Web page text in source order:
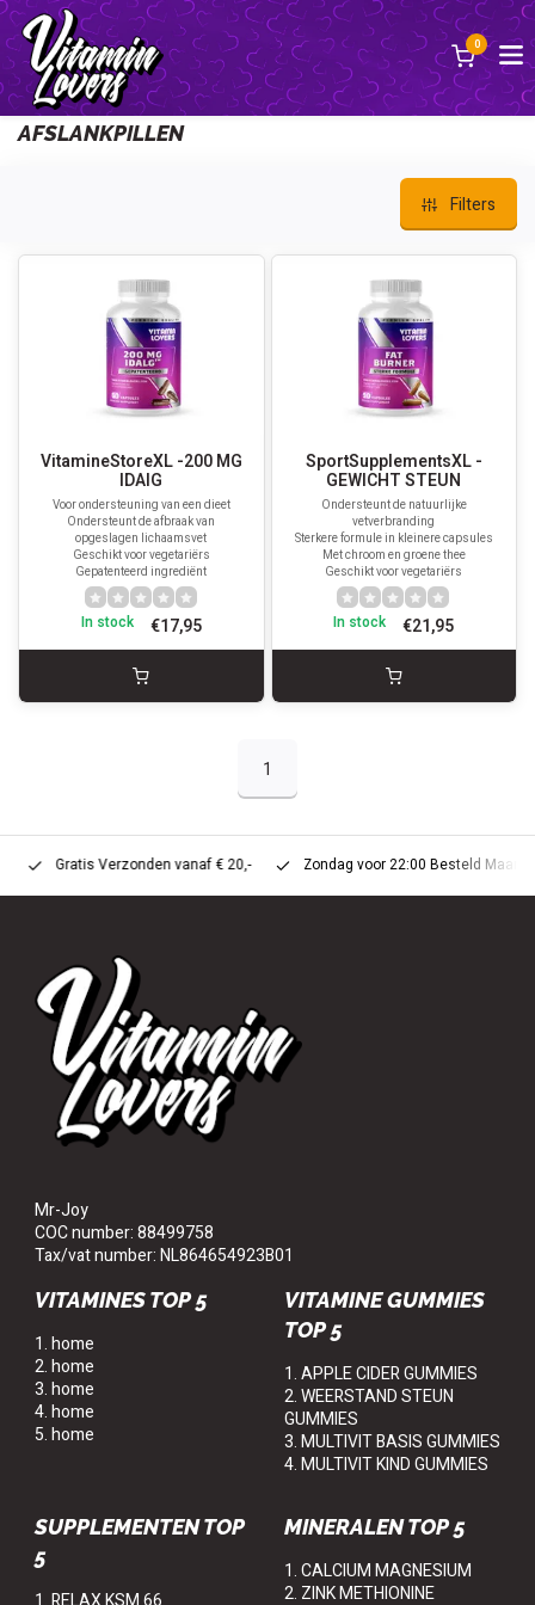
0
Back
AFSLANKPILLEN
Filters
VitamineStoreXL -200 MG
IDAlG
Voor ondersteuning van een dieet
Ondersteunt de afbraak van
opgeslagen lichaamsvet
Geschikt voor vegetariërs
Gepatenteerd ingrediënt
€17,95
In stock
SportSupplementsXL -
GEWICHT STEUN
Ondersteunt de natuurlijke
vetverbranding
Sterkere formule in kleinere capsules
Met chroom en groene thee
Geschikt voor vegetariërs
€21,95
In stock
1
Gratis Verzonden vanaf € 20,- Zondag voor 22:00 Besteld
Mr-Joy
COC number: 88499758
Tax/vat number: NL864654923B01
VITAMINES TOP 5
1. home
2. home
3. home
4. home
5. home
VITAMINE GUMMIES
TOP 5
1. APPLE CIDER GUMMIES
2. WEERSTAND STEUN
GUMMIES
3. MULTIVIT BASIS GUMMIES
4. MULTIVIT KIND GUMMIES
SUPPLEMENTEN TOP
5
MINERALEN TOP 5
1. CALCIUM MAGNESIUM
2. ZINK METHIONINE